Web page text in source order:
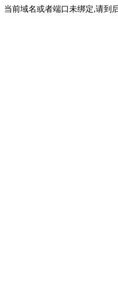
当前域名或者端口未绑定,请到